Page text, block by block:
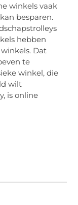
winkels vaak
besparen.
hebben
Dat
te
winkel, die
wilt
is online